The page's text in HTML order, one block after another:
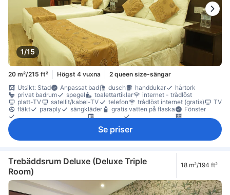
1/15
20 m²/215 ft² Högst 4 vuxna
2 queen size-sängar
Utsikt: Stad
Anpassat bad dusch handdukar
hårtork
privat badrum
spegel toalettartiklar
internet - trådlöst
platt-TV
satellit/kabel-TV telefon trådlöst internet (gratis)
TV
fläkt
paraply sängkläder gratis vatten på flaska
Fönster
Rökpolicy - rökfria rum tillgängliga
Tillgängligt via trappor
Se priser
Trebäddsrum Deluxe (Deluxe Triple
Room)
18 m²/194 ft²